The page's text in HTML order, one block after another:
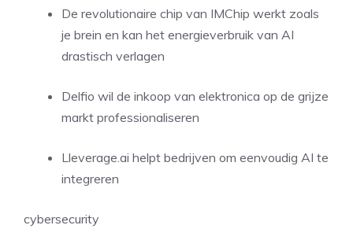
De revolutionaire chip van IMChip werkt zoals
je brein en kan het energieverbruik van AI
drastisch verlagen
Delfio wil de inkoop van elektronica op de grijze
markt professionaliseren
Lleverage.ai helpt bedrijven om eenvoudig AI te
integreren
cybersecurity